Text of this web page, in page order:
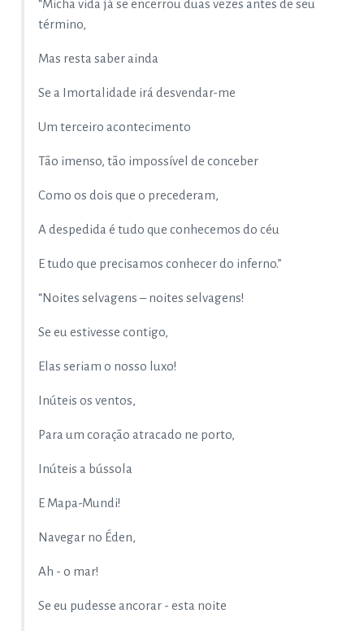
“Micha vida já se encerrou duas vezes antes de seu
término,
Mas resta saber ainda
Se a Imortalidade irá desvendar-me
Um terceiro acontecimento
Tão imenso, tão impossível de conceber
Como os dois que o precederam,
A despedida é tudo que conhecemos do céu
E tudo que precisamos conhecer do inferno.”
“Noites selvagens – noites selvagens!
Se eu estivesse contigo,
Elas seriam o nosso luxo!
Inúteis os ventos,
Para um coração atracado ne porto,
Inúteis a bússola
E Mapa-Mundi!
Navegar no Éden,
Ah - o mar!
Se eu pudesse ancorar - esta noite